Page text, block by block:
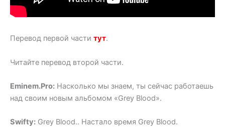
Перевод первой части тут.
Читайте перевод второй части.
Eminem.Pro: Насколько мы знаем, ты сейчас работаешь
над своим новым альбомом «Grey Blood».
Swifty: Grey Blood.. Настало время Grey Blood.